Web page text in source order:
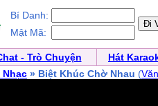
Bí Danh:
Mật Mã:
- Trò Chuyện
Hát
Nhạc » Biệt Khúc Chờ Nhau (